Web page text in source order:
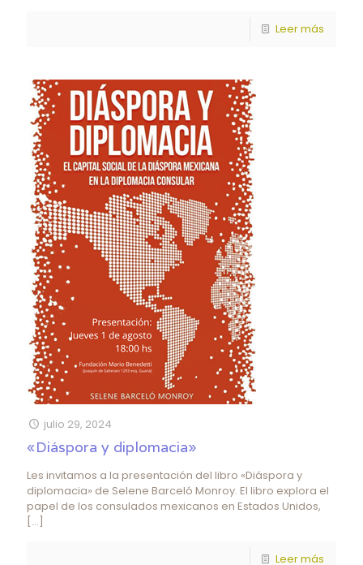
Leer más
julio 29, 2024
«Diáspora y diplomacia»
Les invitamos a la presentación del libro «Diáspora y
diplomacia» de Selene Barceló Monroy. El libro explora el
papel de los consulados mexicanos en Estados Unidos,
[…]
Leer más